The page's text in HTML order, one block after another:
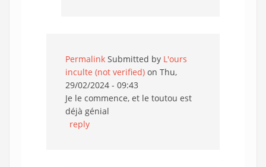
Permalink Submitted by L'ours
inculte (not verified) on Thu,
29/02/2024 - 09:43
Je le commence, et le toutou est
déjà génial
reply